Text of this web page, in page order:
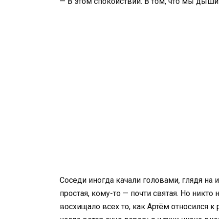
Соседи иногда качали головами, глядя
простая, кому-то — почти святая. Но
восхищало всех то, как Артём относился